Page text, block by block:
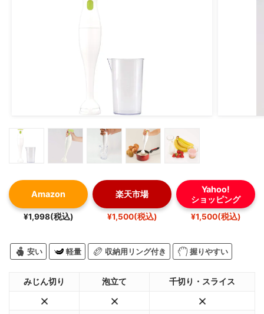
Amazon
¥1,998(税込)
楽天市場
¥1,500(税込)
Yahoo!
ショッピング
¥1,500(税込)
安い 軽量 収納用リング付き 握りやすい
みじん切り 泡立て 千切り・スライス